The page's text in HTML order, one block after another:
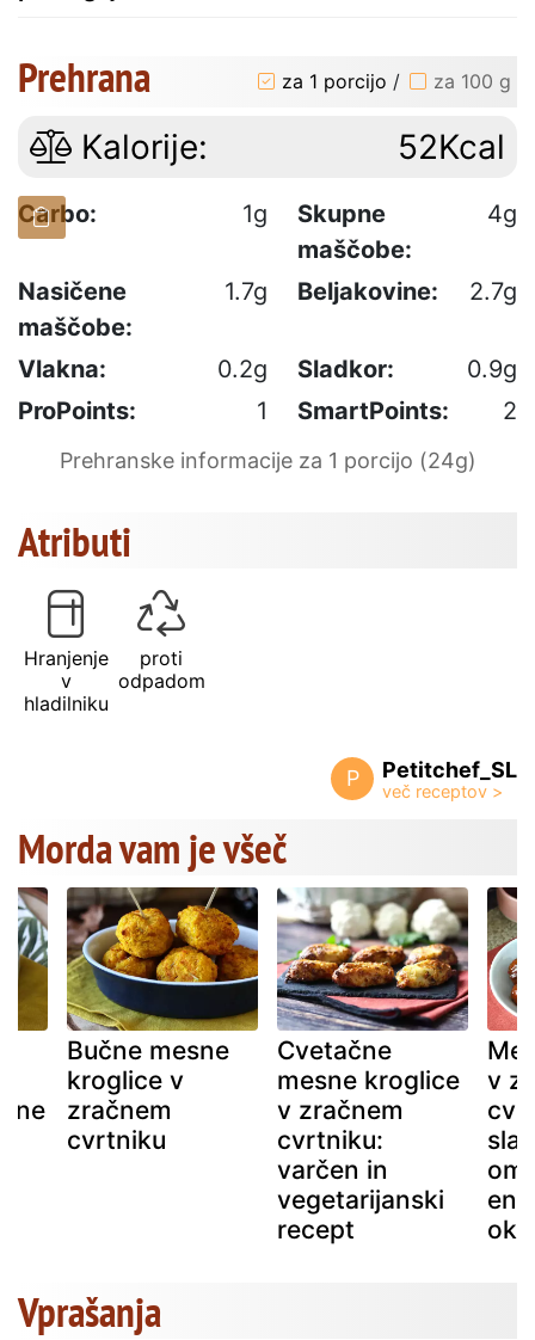
Prehrana za 1 porcijo / za 100 g
Kalorije: 52Kcal
Carbo: 1g
Skupne
maščobe:
4g
Nasičene
maščobe:
1.7g Beljakovine: 2.7g
Vlakna: 0.2g Sladkor:
0.9g
ProPoints:
1 SmartPoints: 2
Prehranske informacije za 1 porcijo (24g)
Atributi
Hranjenje
v
hladilniku
proti
odpadom
P Petitchef_SL
Morda vam je všeč
Bučne mesne
kroglice v
zračnem
cvrtniku
Cvetačne
mesne kroglice
v zračnem
cvrtniku:
varčen in
vegetarijanski
recept
v
Vprašanja